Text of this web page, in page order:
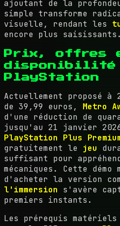
ajoutant de la
simple transforme
visuelle, rendant les
encore plus saisissants.
Prix, offres
disponibilité
PlayStation
Actuellement proposé
de 39,99 euros, Metro
d'une réduction de
jusqu'au 21 janvier
PlayStation Plus
gratuitement le jeu
suffisant pour
mécaniques. Cette démo
d'acheter la version
l'immersion s'avère
premiers instants.
Les prérequis